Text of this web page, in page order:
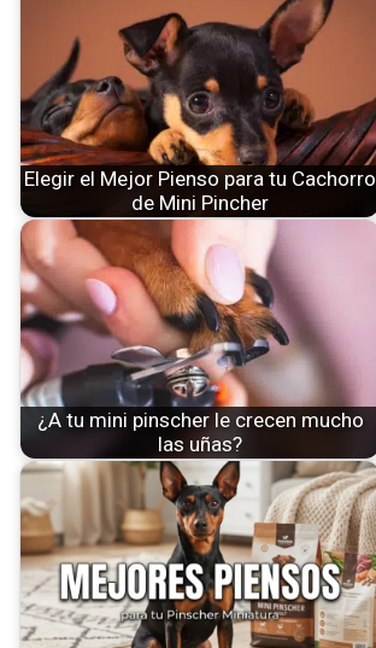
Elegir el Mejor Pienso para tu Cachorro
de Mini Pincher
¿A tu mini pinscher le crecen mucho
las uñas?